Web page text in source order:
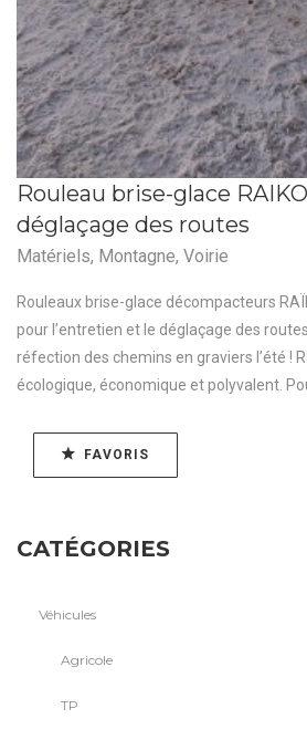
Rouleau brise-glace
déglaçage des routes
Matériels, Montagne, Voirie
Rouleaux brise-glace décompacteurs
pour l’entretien et le déglaçage des
réfection des chemins en graviers l’été !
écologique, économique et polyvalent.
FAVORIS
CATÉGORIES
Véhicules
Agricole
TP